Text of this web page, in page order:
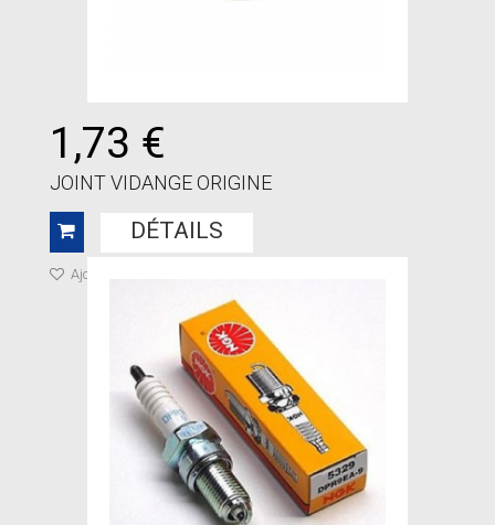
1,73 €
JOINT VIDANGE ORIGINE
DÉTAILS
Ajouter à ma liste de cadeaux